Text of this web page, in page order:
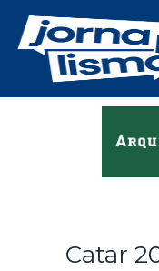
Catar